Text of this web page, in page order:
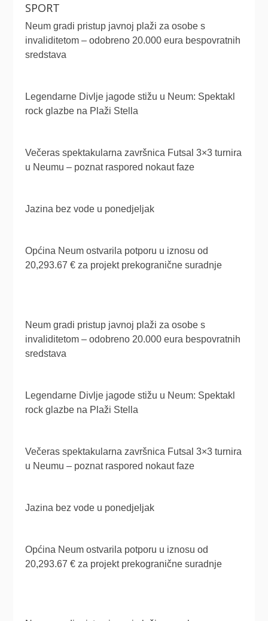
SPORT
Neum gradi pristup javnoj plaži za osobe s
invaliditetom – odobreno 20.000 eura bespovratnih
sredstava
Legendarne Divlje jagode stižu u Neum: Spektakl
rock glazbe na Plaži Stella
Večeras spektakularna završnica Futsal 3×3 turnira
u Neumu – poznat raspored nokaut faze
Jazina bez vode u ponedjeljak
Općina Neum ostvarila potporu u iznosu od
20,293.67 € za projekt prekogranične suradnje
Neum gradi pristup javnoj plaži za osobe s
invaliditetom – odobreno 20.000 eura bespovratnih
sredstava
Legendarne Divlje jagode stižu u Neum: Spektakl
rock glazbe na Plaži Stella
Večeras spektakularna završnica Futsal 3×3 turnira
u Neumu – poznat raspored nokaut faze
Jazina bez vode u ponedjeljak
Općina Neum ostvarila potporu u iznosu od
20,293.67 € za projekt prekogranične suradnje